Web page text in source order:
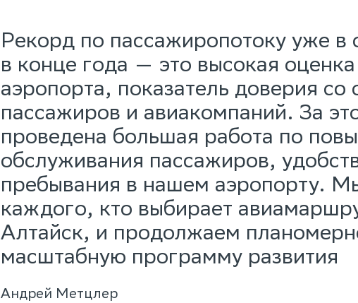
Рекорд по пассажиропотоку уже в
в конце года — это высокая
аэропорта, показатель доверия со
пассажиров и авиакомпаний. За
проведена большая работа по
обслуживания пассажиров,
пребывания в нашем аэропорту.
каждого, кто выбирает
Алтайск, и продолжаем
масштабную программу развития
Андрей Метцлер